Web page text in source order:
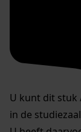
U kunt dit stuk
in de